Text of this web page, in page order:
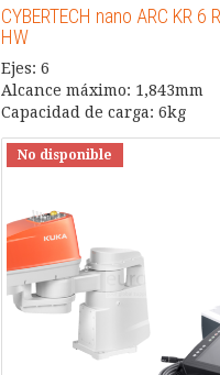
CYBERTECH nano ARC KR 6
HW
Ejes: 6
Alcance máximo: 1,843mm
Capacidad de carga: 6kg
No disponible